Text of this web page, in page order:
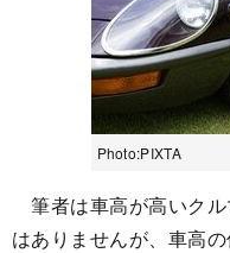
Photo:PIXTA
筆者は車高が高いク
はありませんが、車高